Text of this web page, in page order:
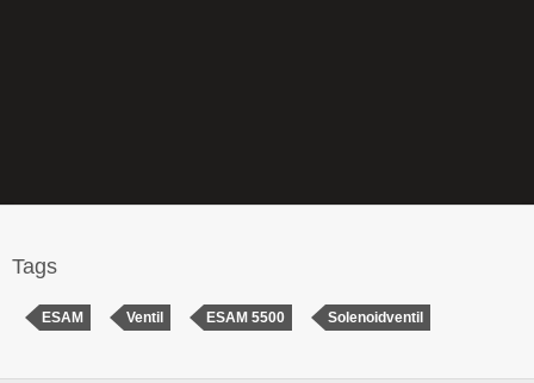
Tags
ESAM Ventil ESAM 5500 Solenoidventil